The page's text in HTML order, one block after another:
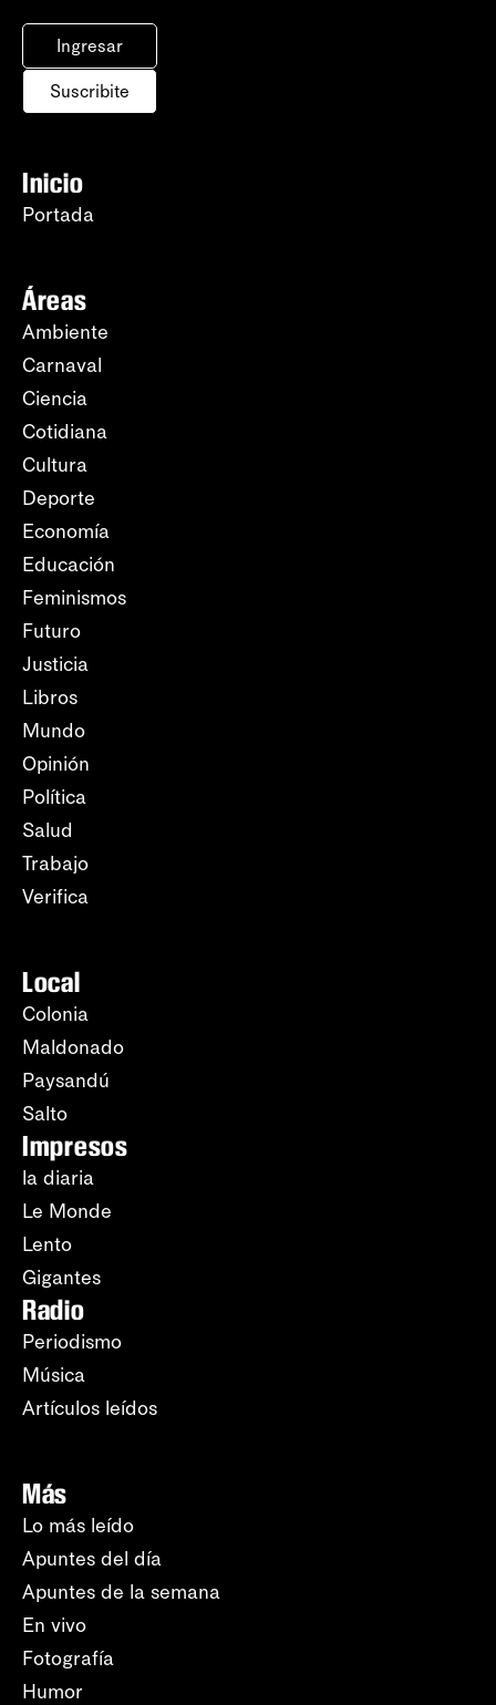
Ingresar
Suscribite
Inicio
Portada
Áreas
Ambiente
Carnaval
Ciencia
Cotidiana
Cultura
Deporte
Economía
Educación
Feminismos
Futuro
Justicia
Libros
Mundo
Opinión
Política
Salud
Trabajo
Verifica
Local
Colonia
Maldonado
Paysandú
Salto
Impresos
la diaria
Le Monde
Lento
Gigantes
Radio
Periodismo
Música
Artículos leídos
Más
Lo más leído
Apuntes del día
Apuntes de la semana
En vivo
Fotografía
Humor